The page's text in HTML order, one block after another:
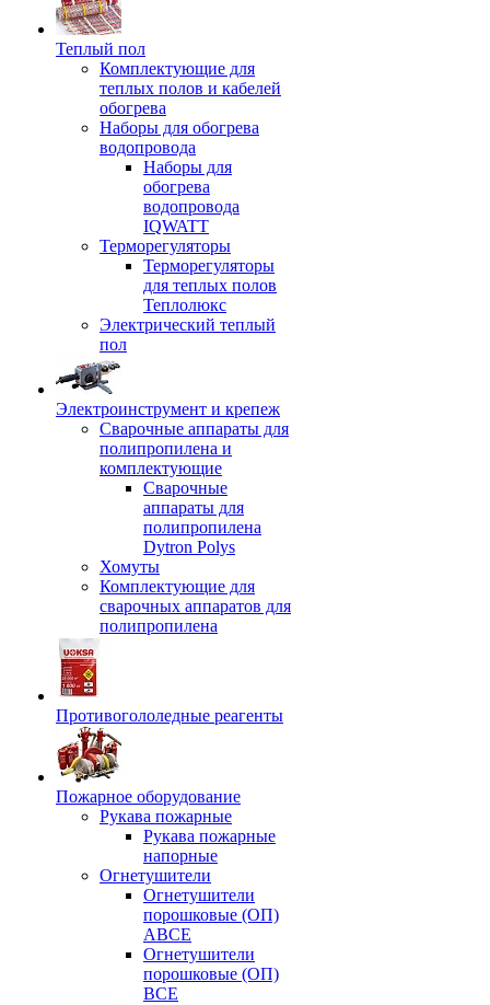
Теплый пол
Комплектующие для
теплых полов и кабелей
обогрева
Наборы для обогрева
водопровода
Наборы для
обогрева
водопровода
IQWATT
Терморегуляторы
Терморегуляторы
для теплых полов
Теплолюкс
Электрический теплый
пол
Электроинструмент и крепеж
Сварочные аппараты для
полипропилена и
комплектующие
Сварочные
аппараты для
полипропилена
Dytron Polys
Хомуты
Комплектующие для
сварочных аппаратов для
полипропилена
Противогололедные реагенты
Пожарное оборудование
Рукава пожарные
Рукава пожарные
напорные
Огнетушители
Огнетушители
порошковые (ОП)
АВСЕ
Огнетушители
порошковые (ОП)
ВСЕ